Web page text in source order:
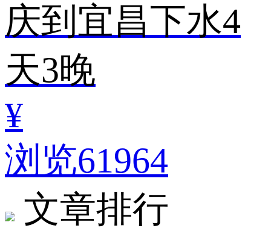
庆到宜昌下水4
天3晚
¥
浏览61964
文章排行